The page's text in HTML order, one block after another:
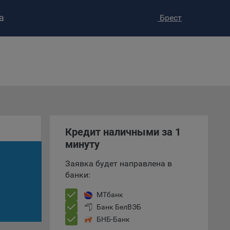
–
Брест
Кредит наличными за 1
минуту
Заявка будет направлена в
банки:
МТбанк
Банк БелВЭБ
БНБ-Банк